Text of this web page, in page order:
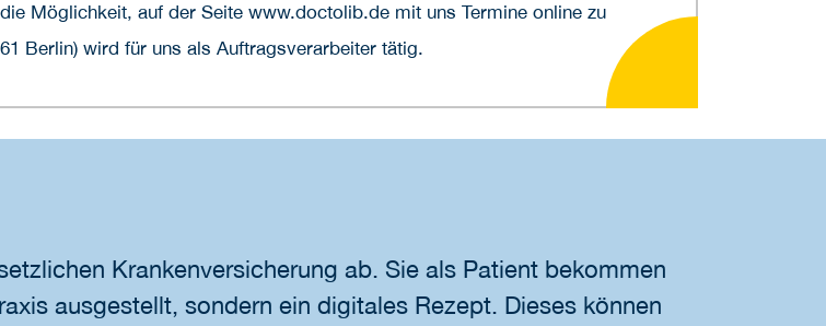
Möglichkeit, auf der Seite www.doctolib.de mit uns Termine online zu
Berlin) wird für uns als Auftragsverarbeiter tätig.
Krankenversicherung ab. Sie als Patient bekommen
ausgestellt, sondern ein digitales Rezept. Dieses können